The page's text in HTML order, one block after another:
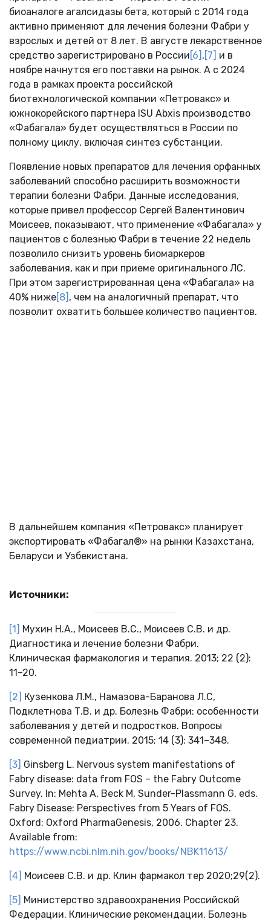
биоаналоге агалсидазы бета, который с 2014 года
активно применяют для лечения болезни Фабри у
взрослых и детей от 8 лет. В августе лекарственное
средство зарегистрировано в России [6] , [7] и в
ноябре начнутся его поставки на рынок. А с 2024
года в рамках проекта российской
биотехнологической компании «Петровакс» и
южнокорейского партнера ISU Abxis производство
«Фабагала» будет осуществляться в России по
полному циклу, включая синтез субстанции.
Появление новых препаратов для лечения орфанных
заболеваний способно расширить возможности
терапии болезни Фабри. Данные исследования,
которые привел профессор Сергей Валентинович
Моисеев, показывают, что применение «Фабагала» у
пациентов с болезнью Фабри в течение 22 недель
позволило снизить уровень биомаркеров
заболевания, как и при приеме оригинального ЛС.
При этом зарегистрированная цена «Фабагала» на
40% ниже[8] , чем на аналогичный препарат, что
позволит охватить большее количество пациентов.
В дальнейшем компания «Петровакс» планирует
экспортировать «Фабагал®» на рынки Казахстана,
Беларуси и Узбекистана.
Источники:
[1] Мухин Н.А., Моисеев В.С., Моисеев С.В. и др.
Диагностика и лечение болезни Фабри.
Клиническая фармакология и терапия. 2013; 22 (2):
11–20.
[2] Кузенкова Л.М., Намазова-Баранова Л.С,
Подклетнова Т.В. и др. Болезнь Фабри: особенности
заболевания у детей и подростков. Вопросы
современной педиатрии. 2015; 14 (3): 341–348.
[3] Ginsberg L. Nervous system manifestations of
Fabry disease: data from FOS – the Fabry Outcome
Survey. In: Mehta A, Beck M, Sunder-Plassmann G, eds.
Fabry Disease: Perspectives from 5 Years of FOS.
Oxford: Oxford PharmaGenesis, 2006. Chapter 23.
Available from:
https://www.ncbi.nlm.nih.gov/books/NBK11613/
[4] Моисеев С.В. и др. Клин фармакол тер 2020;29(2).
[5] Министерство здравоохранения Российской
Федерации. Клинические рекомендации. Болезнь